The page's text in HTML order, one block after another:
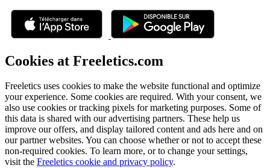
Cookies at Freeletics.com
Freeletics uses cookies to make the website functional and optimize
your experience. Some cookies are required. With your consent, we
also use cookies or tracking pixels for marketing purposes. Some of
this data is shared with our advertising partners. These help us
improve our offers, and display tailored content and ads here and on
our partner websites. You can choose whether or not to accept these
non-required cookies. To learn more, or to change your settings,
visit the Freeletics cookie and privacy policy.